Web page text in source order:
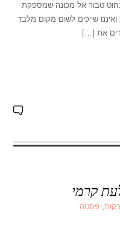
בחוט טבור אל מכונה שמספקת
שייכים לשום מקום מלבד
את […]
קרמי
,פסטה